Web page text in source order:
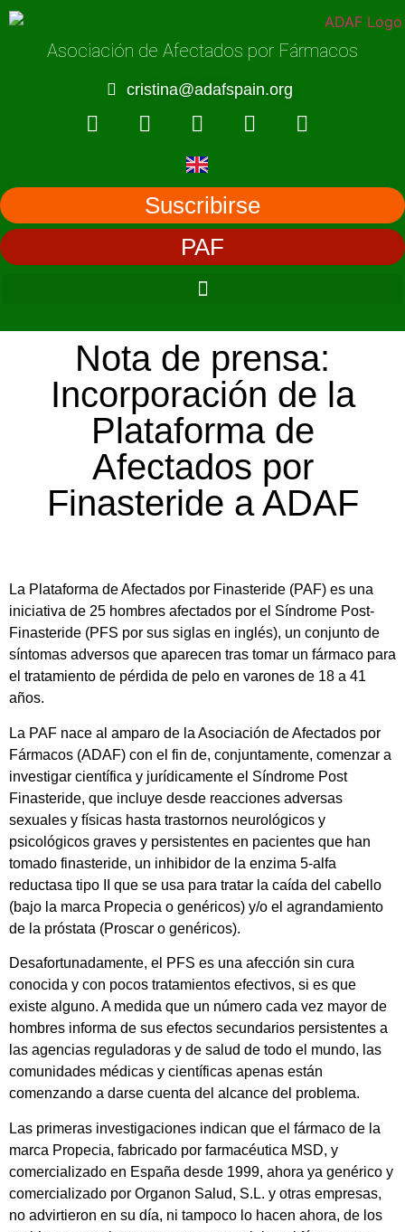
Asociación de Afectados por Fármacos
cristina@adafspain.org
Suscribirse
PAF
Nota de prensa:
Incorporación de la
Plataforma de
Afectados por
Finasteride a ADAF
La Plataforma de Afectados por Finasteride (PAF) es una
iniciativa de 25 hombres afectados por el Síndrome Post-
Finasteride (PFS por sus siglas en inglés), un conjunto de
síntomas adversos que aparecen tras tomar un fármaco para
el tratamiento de pérdida de pelo en varones de 18 a 41
años.
La PAF nace al amparo de la Asociación de Afectados por
Fármacos (ADAF) con el fin de, conjuntamente, comenzar a
investigar científica y jurídicamente el Síndrome Post
Finasteride, que incluye desde reacciones adversas
sexuales y físicas hasta trastornos neurológicos y
psicológicos graves y persistentes en pacientes que han
tomado finasteride, un inhibidor de la enzima 5-alfa
reductasa tipo II que se usa para tratar la caída del cabello
(bajo la marca Propecia o genéricos) y/o el agrandamiento
de la próstata (Proscar o genéricos).
Desafortunadamente, el PFS es una afección sin cura
conocida y con pocos tratamientos efectivos, si es que
existe alguno. A medida que un número cada vez mayor de
hombres informa de sus efectos secundarios persistentes a
las agencias reguladoras y de salud de todo el mundo, las
comunidades médicas y científicas apenas están
comenzando a darse cuenta del alcance del problema.
Las primeras investigaciones indican que el fármaco de la
marca Propecia, fabricado por farmacéutica MSD, y
comercializado en España desde 1999, ahora ya genérico y
comercializado por Organon Salud, S.L. y otras empresas,
no advirtieron en su día, ni tampoco lo hacen ahora, de los